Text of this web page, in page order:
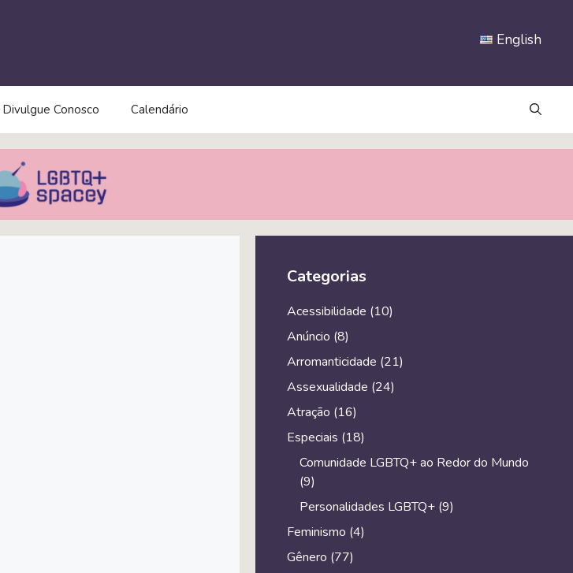
English
Divulgue Conosco Calendário
Categorias
Acessibilidade (10)
Anúncio (8)
Arromanticidade (21)
Assexualidade (24)
Atração (16)
Especiais (18)
Comunidade LGBTQ+ ao Redor do Mundo
(9)
Personalidades LGBTQ+(9)
Feminismo (4)
Gênero (77)